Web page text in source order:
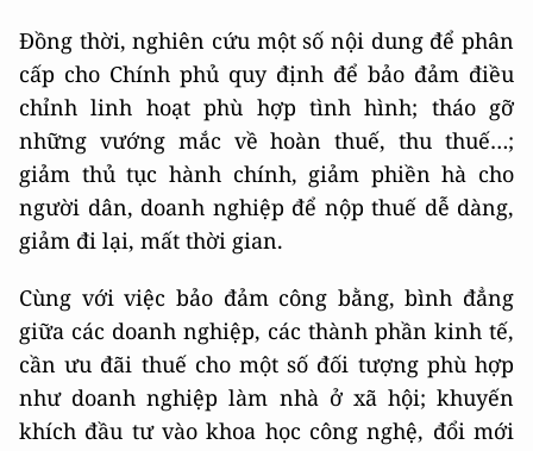
Đồng thời, nghiên cứu một số nội dung để phân
cấp cho Chính phủ quy định để bảo đảm điều
chỉnh linh hoạt phù hợp tình hình; tháo gỡ
những vướng mắc về hoàn thuế, thu thuế…;
giảm thủ tục hành chính, giảm phiền hà cho
người dân, doanh nghiệp để nộp thuế dễ dàng,
giảm đi lại, mất thời gian.
Cùng với việc bảo đảm công bằng, bình đẳng
giữa các doanh nghiệp, các thành phần kinh tế,
cần ưu đãi thuế cho một số đối tượng phù hợp
như doanh nghiệp làm nhà ở xã hội; khuyến
khích đầu tư vào khoa học công nghệ, đổi mới